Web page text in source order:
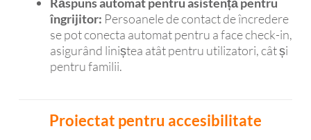
îngrijitor: Persoanele de contact de încredere
se pot conecta automat pentru a face check-in,
asigurând liniștea atât pentru utilizatori, cât și
pentru familii.
Proiectat pentru accesibilitate